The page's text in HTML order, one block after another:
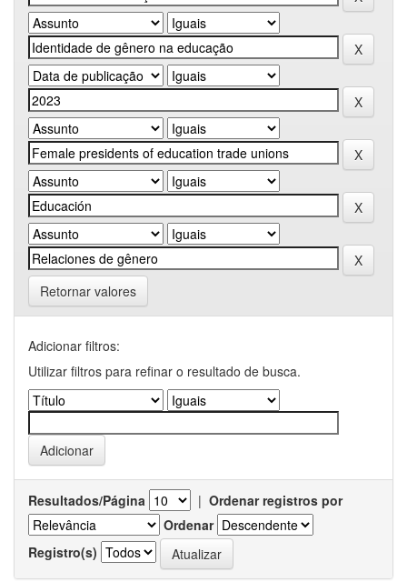
Retornar valores
Adicionar filtros:
Utilizar filtros para refinar o resultado de busca.
Resultados/Página | Ordenar registros por
Ordenar
Registro(s)